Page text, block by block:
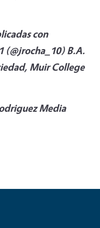
con
(@jrocha_10) B.A.
Muir College
Media